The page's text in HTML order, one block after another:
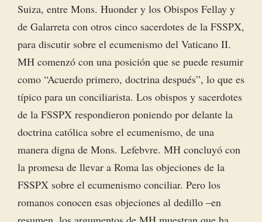
Suiza, entre Mons. Huonder y los Obispos Fellay y
de Galarreta con otros cinco sacerdotes de la FSSPX,
para discutir sobre el ecumenismo del Vaticano II.
MH comenzó con una posición que se puede resumir
como “Acuerdo primero, doctrina después”, lo que es
típico para un conciliarista. Los obispos y sacerdotes
de la FSSPX respondieron poniendo por delante la
doctrina católica sobre el ecumenismo, de una
manera digna de Mons. Lefebvre. MH concluyó con
la promesa de llevar a Roma las objeciones de la
FSSPX sobre el ecumenismo conciliar. Pero los
romanos conocen esas objeciones al dedillo –en